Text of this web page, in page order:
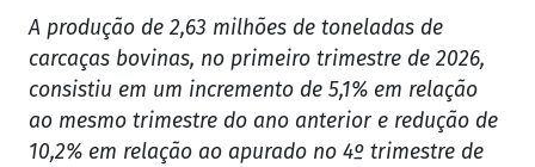
A produção de 2,63 milhões de toneladas de
carcaças bovinas, no primeiro trimestre de 2026,
consistiu em um incremento de 5,1% em relação
ao mesmo trimestre do ano anterior e redução de
10,2% em relação ao apurado no 4º trimestre de